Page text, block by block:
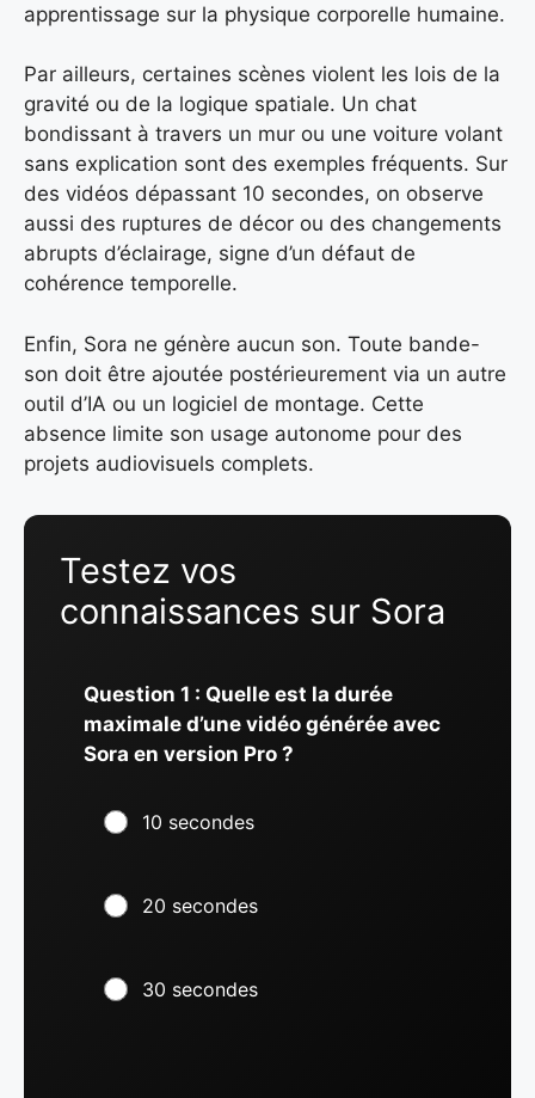
apprentissage sur la physique corporelle humaine.
Par ailleurs, certaines scènes violent les lois de la
gravité ou de la logique spatiale. Un chat
bondissant à travers un mur ou une voiture volant
sans explication sont des exemples fréquents. Sur
des vidéos dépassant 10 secondes, on observe
aussi des ruptures de décor ou des changements
abrupts d’éclairage, signe d’un défaut de
cohérence temporelle.
Enfin, Sora ne génère aucun son. Toute bande-
son doit être ajoutée postérieurement via un autre
outil d’IA ou un logiciel de montage. Cette
absence limite son usage autonome pour des
projets audiovisuels complets.
Testez vos
connaissances sur Sora
Question 1 : Quelle est la durée
maximale d’une vidéo générée avec
Sora en version Pro ?
10 secondes
20 secondes
30 secondes